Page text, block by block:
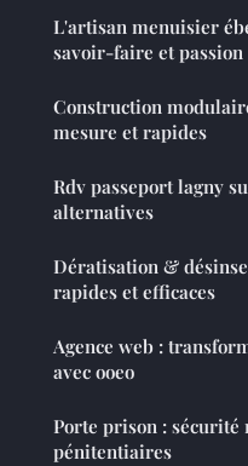
L'artisan menuisier
savoir-faire et passion
Construction
mesure et rapides
Rdv passeport lagny
alternatives
Dératisation &
rapides et efficaces
Agence web :
avec ooeo
Porte prison : sécurité
pénitentiaires